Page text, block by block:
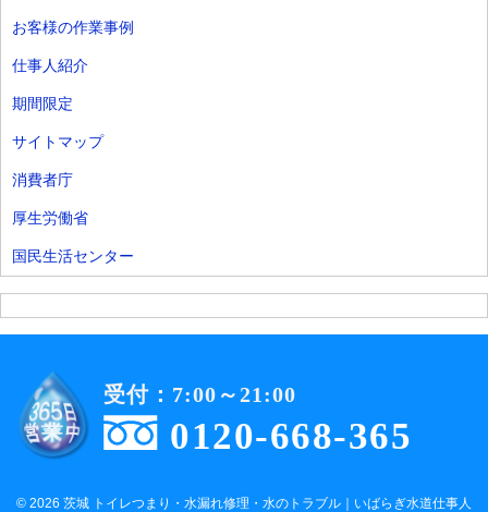
お客様の作業事例
仕事人紹介
期間限定
サイトマップ
消費者庁
厚生労働省
国民生活センター
0120-668-365
受付：7:00～21:00
© 2026 茨城 トイレつまり・水漏れ修理・水のトラブル｜いばらぎ水道仕事人